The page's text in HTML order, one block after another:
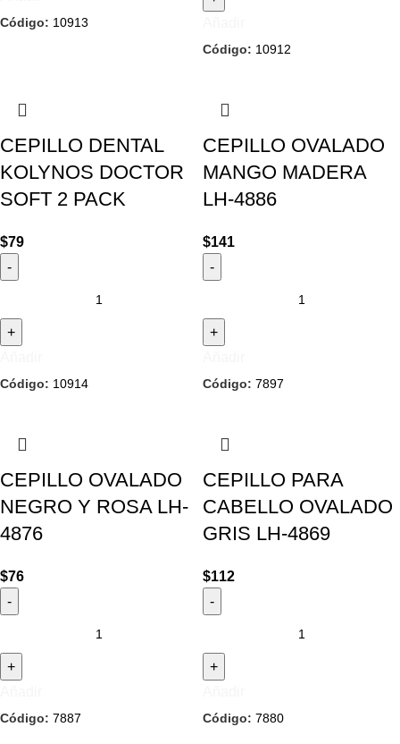
Código: 10913
Código: 10912
CEPILLO DENTAL
KOLYNOS DOCTOR
SOFT 2 PACK
$79
Código: 10914
CEPILLO OVALADO
MANGO MADERA
LH-4886
$141
Código: 7897
CEPILLO OVALADO
NEGRO Y ROSA LH-
4876
$76
Código: 7887
CEPILLO PARA
CABELLO OVALADO
GRIS LH-4869
$112
Código: 7880